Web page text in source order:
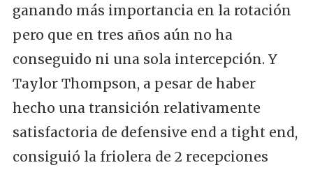
ganando más importancia en la rotación
pero que en tres años aún no ha
conseguido ni una sola intercepción. Y
Taylor Thompson, a pesar de haber
hecho una transición relativamente
satisfactoria de defensive end a tight end,
consiguió la friolera de 2 recepciones